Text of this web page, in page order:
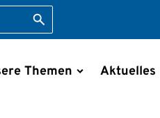
Suche starten
Themen Aktuelles